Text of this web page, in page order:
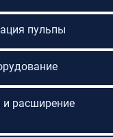
пульпы
и расширение